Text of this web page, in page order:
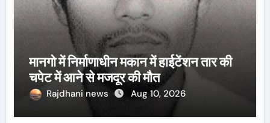
मानगो में निर्माणाधीन मकान में हाईटेंशन तार की
चपेट में आने से मजदूर की मौत
Rajdhani news Aug 10, 2026